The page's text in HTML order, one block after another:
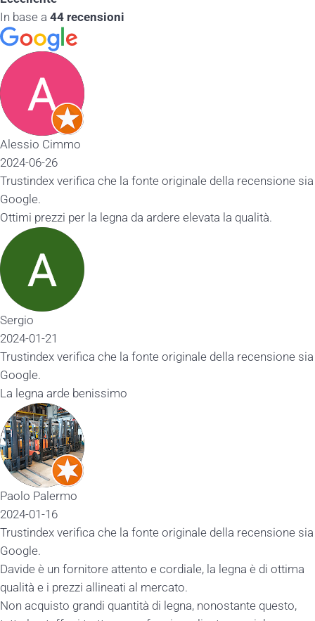
In base a 44 recensioni
Alessio Cimmo
2024-06-26
Trustindex verifica che la fonte originale della recensione sia
Google.
Ottimi prezzi per la legna da ardere elevata la qualità.
Sergio
2024-01-21
Trustindex verifica che la fonte originale della recensione sia
Google.
La legna arde benissimo
Paolo Palermo
2024-01-16
Trustindex verifica che la fonte originale della recensione sia
Google.
Davide è un fornitore attento e cordiale, la legna è di ottima
qualità e i prezzi allineati al mercato.
Non acquisto grandi quantità di legna, nonostante questo,